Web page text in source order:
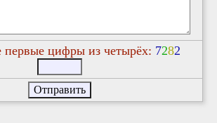
первые цифры из четырёх: 7282